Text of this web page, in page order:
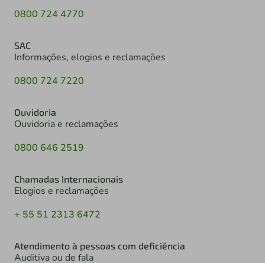
0800 724 4770
SAC
Informações, elogios e reclamações
0800 724 7220
Ouvidoria
Ouvidoria e reclamações
0800 646 2519
Chamadas Internacionais
Elogios e reclamações
+ 55 51 2313 6472
Atendimento à pessoas com deficiência
Auditiva ou de fala